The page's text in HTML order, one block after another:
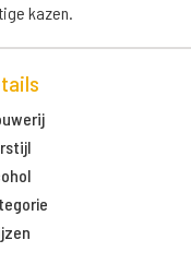
kazen.